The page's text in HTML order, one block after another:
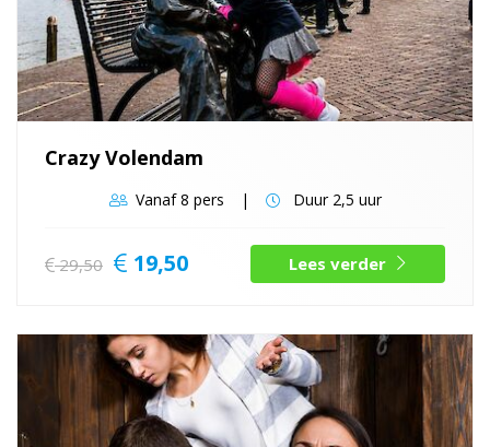
Crazy Volendam
Vanaf8 pers Duur 2,5 uur
29,50 19,50 Lees verder